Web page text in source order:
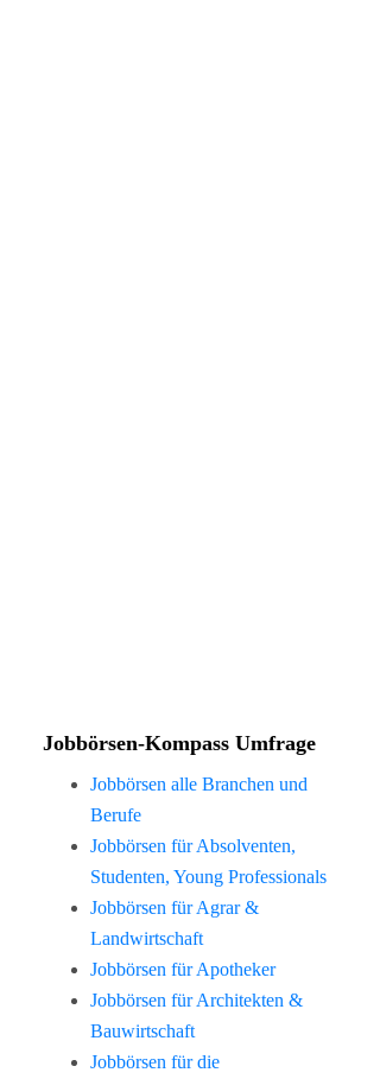
Jobbörsen-Kompass Umfrage
Jobbörsen alle Branchen und
Berufe
Jobbörsen für Absolventen,
Studenten, Young Professionals
Jobbörsen für Agrar &
Landwirtschaft
Jobbörsen für Apotheker
Jobbörsen für Architekten &
Bauwirtschaft
Jobbörsen für die